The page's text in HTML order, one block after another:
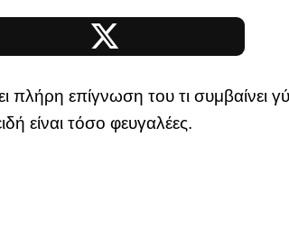
επίγνωση του τι συμβαίνει
είναι τόσο φευγαλέες.